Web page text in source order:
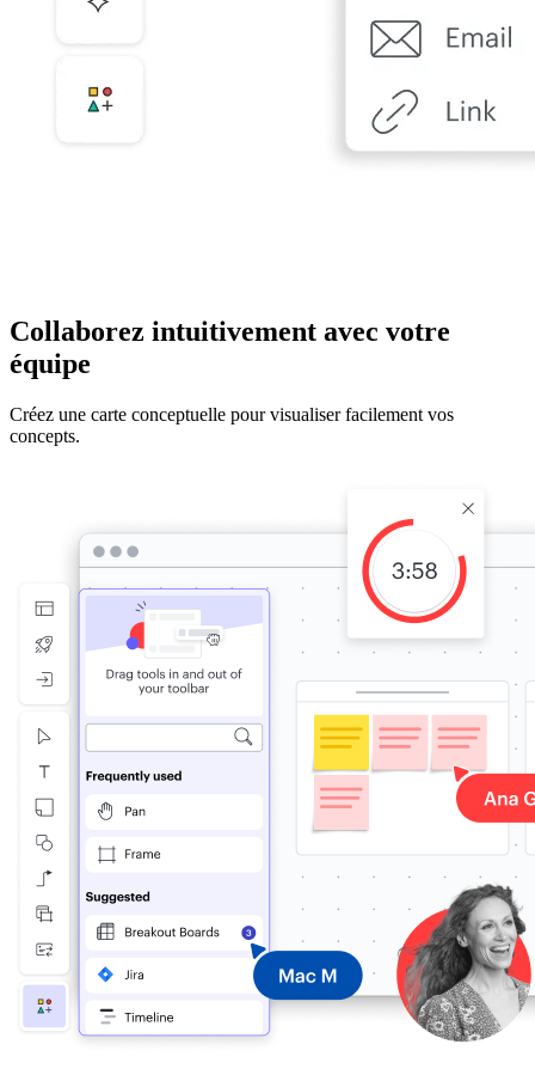
Collaborez intuitivement avec votre
équipe
Créez une carte conceptuelle pour visualiser facilement vos
concepts.